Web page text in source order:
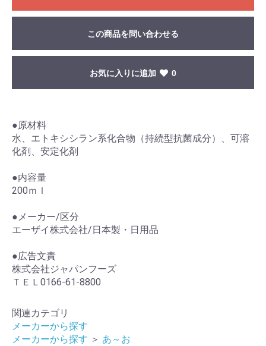
この商品を問い合わせる
お気に入りに追加 0
●原材料
水、エトキシシラン系化合物（持続型抗菌成分）、可溶
化剤、安定化剤
●内容量
200ｍｌ
●メーカー/区分
エーザイ株式会社/日本製・日用品
●広告文責
株式会社ジャパンフーズ
ＴＥＬ0166-61-8800
関連カテゴリ
メーカーから探す
メーカーから探す ＞ あ～お